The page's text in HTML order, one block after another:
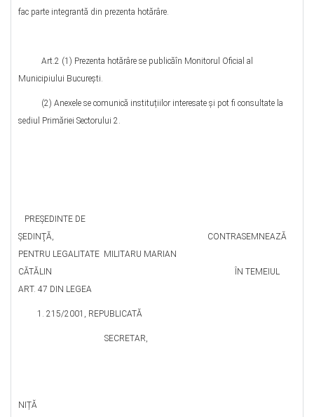
fac parte integrantă din prezenta hotărâre.
Art.2 (1) Prezenta hotărâre se publicăîn Monitorul Oficial al
Municipiului București.
(2) Anexele se comunică instituțiilor interesate şi pot fi consultate la
sediul Primăriei Sectorului 2.
PREŞEDINTE DE
ŞEDINŢĂ, CONTRASEMNEAZĂ
PENTRU LEGALITATE MILITARU MARIAN
CĂTĂLIN ÎN TEMEIUL
ART. 47 DIN LEGEA
215/2001, REPUBLICATĂ
SECRETAR,
NIȚĂ